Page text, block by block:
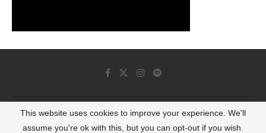
© 2022 - Luminous Dash All Rights Reserved
This website uses cookies to improve your experience. We'll
assume you're ok with this, but you can opt-out if you wish.